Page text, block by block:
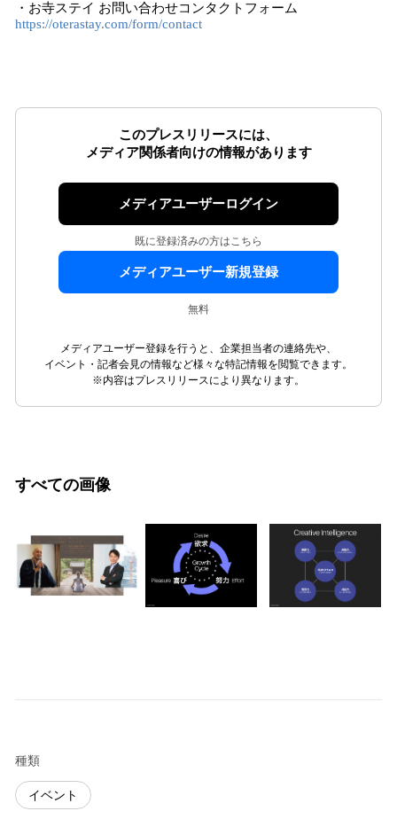
・お寺ステイ お問い合わせコンタクトフォーム
https://oterastay.com/form/contact
このプレスリリースには、
メディア関係者向けの情報があります
メディアユーザーログイン
既に登録済みの方はこちら
メディアユーザー新規登録
無料
メディアユーザー登録を行うと、企業担当者の連絡先や、
イベント・記者会見の情報など様々な特記情報を閲覧できます。
※内容はプレスリリースにより異なります。
すべての画像
種類
イベント